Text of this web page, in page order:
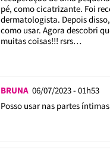
pé, como cicatrizante. Foi
dermatologista. Depois
como usar. Agora descobri
muitas coisas!!! rsrs…
BRUNA 06/07/2023 - 01h53
Posso usar nas partes íntimas